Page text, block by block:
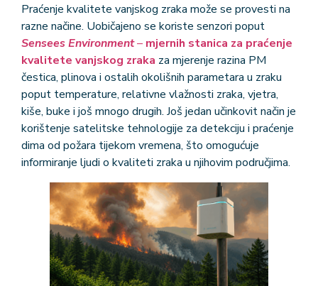
Praćenje kvalitete vanjskog zraka može se provesti na
razne načine. Uobičajeno se koriste senzori poput
Sensees Environment– mjernih stanica za praćenje
kvalitete vanjskog zraka za mjerenje razina PM
čestica, plinova i ostalih okolišnih parametara u zraku
poput temperature, relativne vlažnosti zraka, vjetra,
kiše, buke i još mnogo drugih. Još jedan učinkovit način je
korištenje satelitske tehnologije za detekciju i praćenje
dima od požara tijekom vremena, što omogućuje
informiranje ljudi o kvaliteti zraka u njihovim područjima.